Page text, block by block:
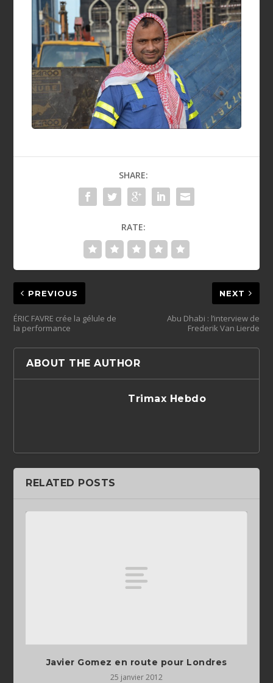
SHARE:
RATE:
PREVIOUS
ÉRIC FAVRE crée la gélule de
la performance
NEXT
Abu Dhabi : l’interview de
Frederik Van Lierde
ABOUT THE AUTHOR
Trimax Hebdo
RELATED POSTS
Javier Gomez en route pour Londres
25 janvier 2012